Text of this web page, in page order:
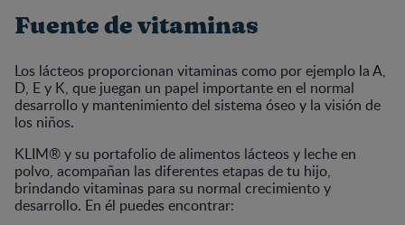
Fuente de vitaminas
Los lácteos proporcionan vitaminas como por ejemplo la A,
D, E y K, que juegan un papel importante en el normal
desarrollo y mantenimiento del sistema óseo y la visión de
los niños.
KLIM® y su portafolio de alimentos lácteos y leche en
polvo, acompañan las diferentes etapas de tu hijo,
brindando vitaminas para su normal crecimiento y
desarrollo. En él puedes encontrar: